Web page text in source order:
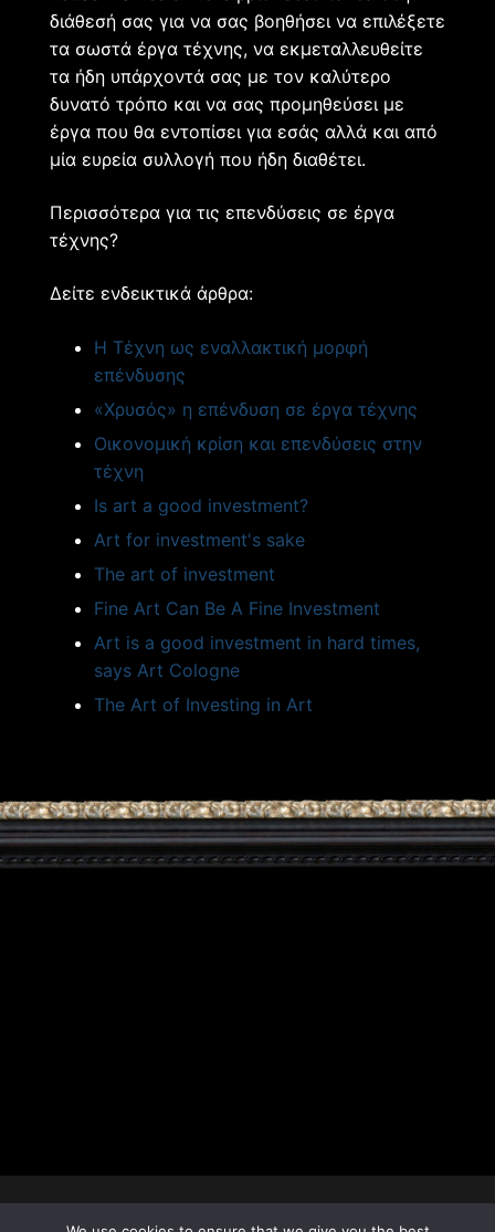
διάθεσή σας για να σας βοηθήσει να επιλέξετε
τα σωστά έργα τέχνης, να εκμεταλλευθείτε
τα ήδη υπάρχοντά σας με τον καλύτερο
δυνατό τρόπο και να σας προμηθεύσει με
έργα που θα εντοπίσει για εσάς αλλά και από
μία ευρεία συλλογή που ήδη διαθέτει.
Περισσότερα για τις επενδύσεις σε έργα
τέχνης?
Δείτε ενδεικτικά άρθρα:
H Τέχνη ως εναλλακτική μορφή
επένδυσης
«Χρυσός» η επένδυση σε έργα τέχνης
Οικονομική κρίση και επενδύσεις στην
τέχνη
Is art a good investment?
Art for investment's sake
The art of investment
Fine Art Can Be A Fine Investment
Art is a good investment in hard times,
says Art Cologne
The Art of Investing in Art